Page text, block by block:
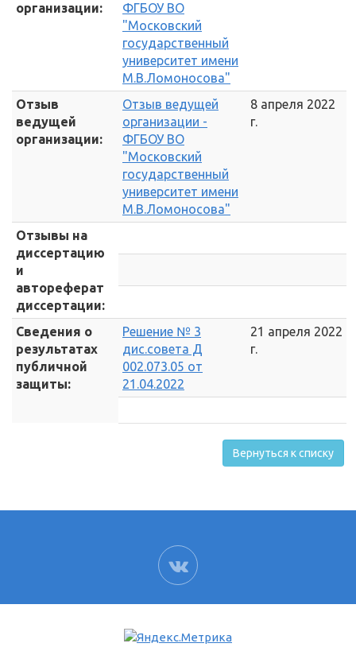
организации:
ФГБОУ ВО
"Московский
государственный
университет имени
М.В.Ломоносова"
Отзыв
ведущей
организации:
Отзыв ведущей
организации -
ФГБОУ ВО
"Московский
государственный
университет имени
М.В.Ломоносова"
8 апреля 2022
г.
Отзывы на
диссертацию
и
автореферат
диссертации:
Сведения о
результатах
публичной
защиты:
Решение № 3
дис.совета Д
002.073.05 от
21.04.2022
21 апреля 2022
г.
Вернуться к списку
ВК